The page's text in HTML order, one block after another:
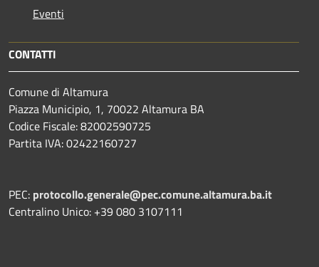
Eventi
CONTATTI
Comune di Altamura
Piazza Municipio, 1, 70022 Altamura BA
Codice Fiscale: 82002590725
Partita IVA: 02422160727
PEC: protocollo.generale@pec.comune.altamura.ba.it
Centralino Unico: +39 080 3107111